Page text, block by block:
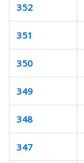
352
351
350
349
348
347